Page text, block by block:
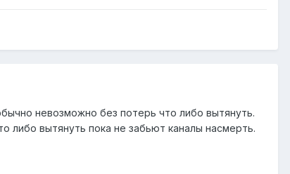
невозможно без потерь что либо вытянуть.
вытянуть пока не забьют каналы насмерть.